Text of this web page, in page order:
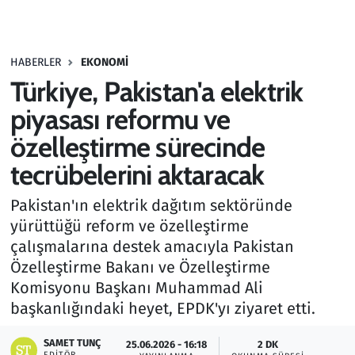
HABERLER EKONOMI
Türkiye, Pakistan'a elektrik
piyasası reformu ve
özelleştirme sürecinde
tecrübelerini aktaracak
Pakistan'ın elektrik dağıtım sektöründe
yürüttüğü reform ve özelleştirme
çalışmalarına destek amacıyla Pakistan
Özelleştirme Bakanı ve Özelleştirme
Komisyonu Başkanı Muhammad Ali
başkanlığındaki heyet, EPDK'yı ziyaret etti.
SAMET TUNÇ 25.06.2026 - 16:18 2 DK
Haber
Kültür Sanat
Kurumsal Haberler
Lezzet Durağı
Memur ve Kamu
Otomobil
Oyun
Ramazan